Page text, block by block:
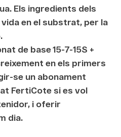
Els ingredients dels
en el substrat, per la
de base 15-7-15S +
en els primers
se un abonament
FertiCote si es vol
i oferir
dia.